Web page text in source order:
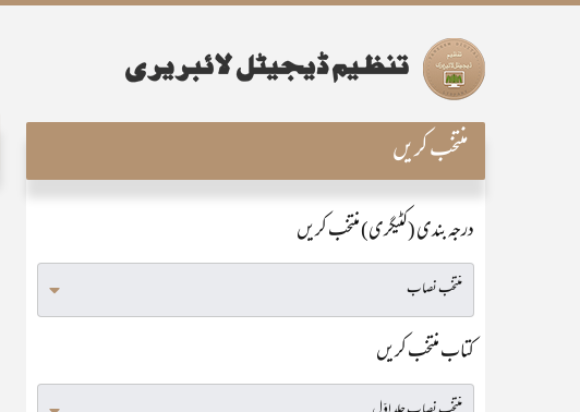
منتخب کریں
درجہ بندی (کٹیگری) منتخب کریں
کتاب منتخب کریں